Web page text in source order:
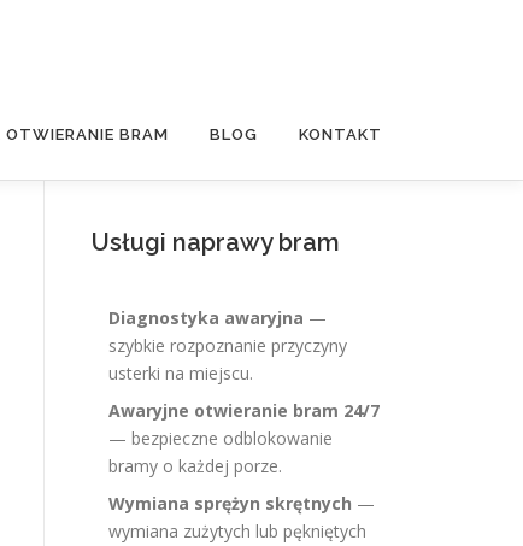
OTWIERANIE BRAM BLOG KONTAKT
Usługi naprawy bram
Diagnostyka awaryjna —
szybkie rozpoznanie przyczyny
usterki na miejscu.
Awaryjne otwieranie bram 24/7
— bezpieczne odblokowanie
bramy o każdej porze.
Wymiana sprężyn skrętnych —
wymiana zużytych lub pękniętych